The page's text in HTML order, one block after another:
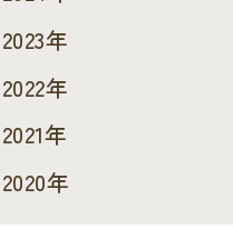
2023年
2022年
2021年
2020年